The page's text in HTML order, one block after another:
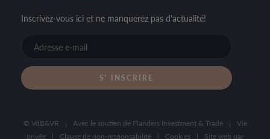
Inscrivez-vous ici et ne manquerez pas d'actualité!
mail
© VdB&VR | Avec le soutien de Flanders Investment & Trade |
Vie
privée
| Clause de non-responsabilité | Cookies | Site web par